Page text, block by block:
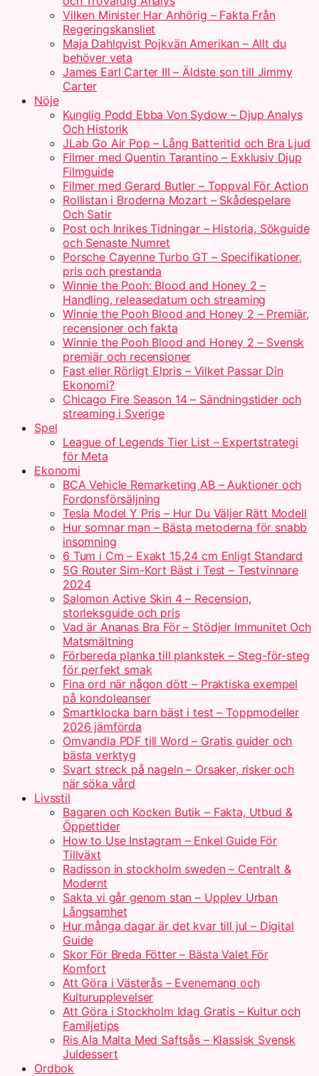
Vilken Minister Har Anhörig – Fakta Från
Regeringskansliet
Maja Dahlqvist Pojkvän Amerikan – Allt du
behöver veta
James Earl Carter III – Äldste son till Jimmy
Carter
Nöje
Kunglig Podd Ebba Von Sydow – Djup Analys
Och Historik
JLab Go Air Pop – Lång Batteritid och Bra Ljud
Filmer med Quentin Tarantino – Exklusiv Djup
Filmguide
Filmer med Gerard Butler – Toppval För Action
Rollistan i Broderna Mozart – Skådespelare
Och Satir
Post och Inrikes Tidningar – Historia, Sökguide
och Senaste Numret
Porsche Cayenne Turbo GT – Specifikationer,
pris och prestanda
Winnie the Pooh: Blood and Honey 2 –
Handling, releasedatum och streaming
Winnie the Pooh Blood and Honey 2 – Premiär,
recensioner och fakta
Winnie the Pooh Blood and Honey 2 – Svensk
premiär och recensioner
Fast eller Rörligt Elpris – Vilket Passar Din
Ekonomi?
Chicago Fire Season 14 – Sändningstider och
streaming i Sverige
Spel
League of Legends Tier List – Expertstrategi
för Meta
Ekonomi
BCA Vehicle Remarketing AB – Auktioner och
Fordonsförsäljning
Tesla Model Y Pris – Hur Du Väljer Rätt Modell
Hur somnar man – Bästa metoderna för snabb
insomning
6 Tum i Cm – Exakt 15,24 cm Enligt Standard
5G Router Sim-Kort Bäst i Test – Testvinnare
2024
Salomon Active Skin 4 – Recension,
storleksguide och pris
Vad är Ananas Bra För – Stödjer Immunitet Och
Matsmältning
Förbereda planka till plankstek – Steg-för-steg
för perfekt smak
Fina ord när någon dött – Praktiska exempel
på kondoleanser
Smartklocka barn bäst i test – Toppmodeller
2026 jämförda
Omvandla PDF till Word – Gratis guider och
bästa verktyg
Svart streck på nageln – Orsaker, risker och
när söka vård
Livsstil
Bagaren och Kocken Butik – Fakta, Utbud &
Öppettider
How to Use Instagram – Enkel Guide För
Tillväxt
Radisson in stockholm sweden – Centralt &
Modernt
Sakta vi går genom stan – Upplev Urban
Långsamhet
Hur många dagar är det kvar till jul – Digital
Guide
Skor För Breda Fötter – Bästa Valet För
Komfort
Att Göra i Västerås – Evenemang och
Kulturupplevelser
Att Göra i Stockholm Idag Gratis – Kultur och
Familjetips
Ris Ala Malta Med Saftsås – Klassisk Svensk
Juldessert
Ordbok